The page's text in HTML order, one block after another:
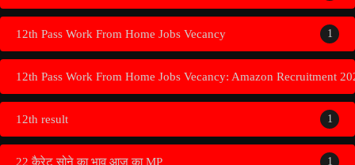
12th Pass Work From Home Jobs Vecancy 1
12th Pass Work From Home Jobs Vecancy: Amazon Recruitment
12th result 1
22 कैरेट सोने का भाव आज का MP 1